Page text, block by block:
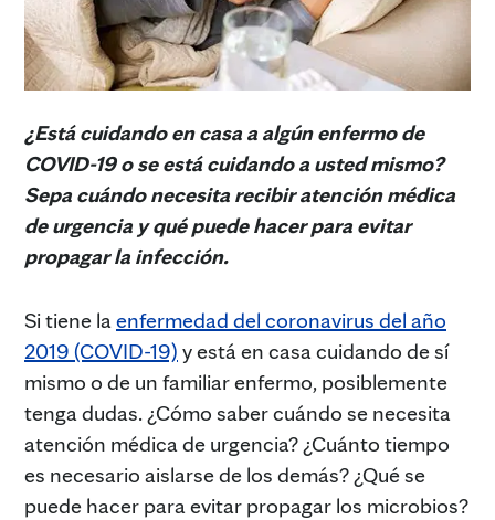
¿Está cuidando en casa a algún enfermo de
COVID-19 o se está cuidando a usted mismo?
Sepa cuándo necesita recibir atención médica
de urgencia y qué puede hacer para evitar
propagar la infección.
Si tiene la enfermedad del coronavirus del año
2019 (COVID-19) y está en casa cuidando de sí
mismo o de un familiar enfermo, posiblemente
tenga dudas. ¿Cómo saber cuándo se necesita
atención médica de urgencia? ¿Cuánto tiempo
es necesario aislarse de los demás? ¿Qué se
puede hacer para evitar propagar los microbios?